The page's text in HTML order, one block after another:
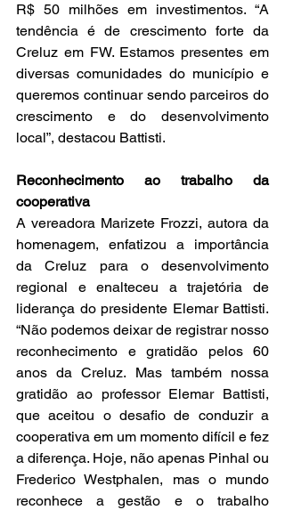
R$ 50 milhões em investimentos. “A
tendência é de crescimento forte da
Creluz em FW. Estamos presentes em
diversas comunidades do município e
queremos continuar sendo parceiros do
crescimento e do desenvolvimento
local”, destacou Battisti.
Reconhecimento ao trabalho da
cooperativa
A vereadora Marizete Frozzi, autora da
homenagem, enfatizou a importância
da Creluz para o desenvolvimento
regional e enalteceu a trajetória de
liderança do presidente Elemar Battisti.
“Não podemos deixar de registrar nosso
reconhecimento e gratidão pelos 60
anos da Creluz. Mas também nossa
gratidão ao professor Elemar Battisti,
que aceitou o desafio de conduzir a
cooperativa em um momento difícil e fez
a diferença. Hoje, não apenas Pinhal ou
Frederico Westphalen, mas o mundo
reconhece a gestão e o trabalho